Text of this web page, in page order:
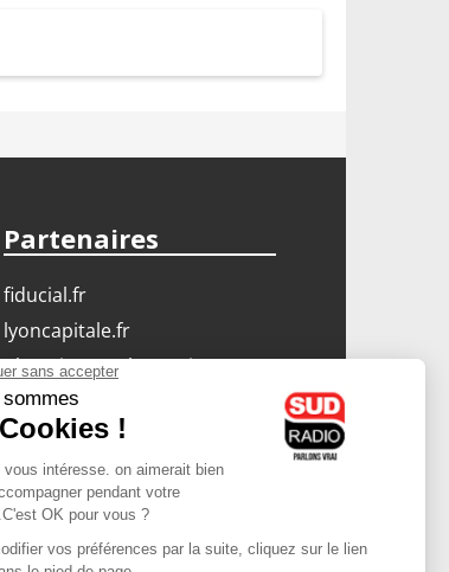
Partenaires
fiducial.fr
lyoncapitale.fr
olympique-et-lyonnais.com
L'application Iphone
/ Android
Téléchargez l'application